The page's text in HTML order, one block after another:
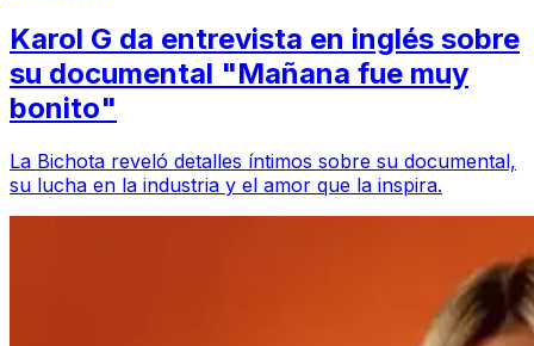
Karol G da entrevista en inglés sobre
su documental "Mañana fue muy
bonito"
La Bichota reveló detalles íntimos sobre su documental,
su lucha en la industria y el amor que la inspira.